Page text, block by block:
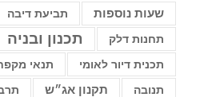
שעות נוספות
תביעת דיבה
תחנות דלק
תכנון ובניה
תכנית דיור לאומי
תנאי
תנובה
תקנון אג״ש